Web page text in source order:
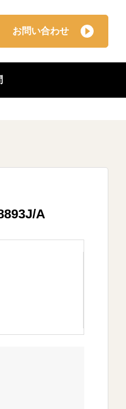
お問い合わせ
A